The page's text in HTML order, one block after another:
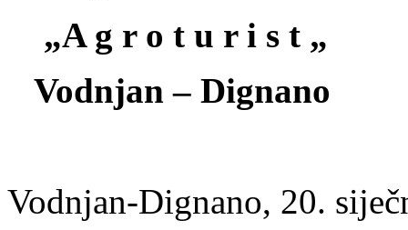
„A g r o t u r i s t „
Vodnjan – Dignano
Vodnjan-Dignano, 20.